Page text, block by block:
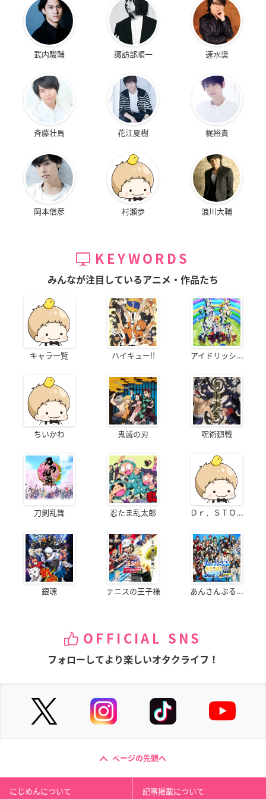
武内駿輔 諏訪部順一 速水奨
斉藤壮馬 花江夏樹 梶裕貴
岡本信彦 村瀬歩 浪川大輔
KEYWORDS
みんなが注目しているアニメ・作品たち
キャラ一覧 ハイキュー!! アイドリッシ...
ちいかわ 鬼滅の刃 呪術廻戦
刀剣乱舞 忍たま乱太郎 Ｄｒ．ＳＴＯ...
銀魂 テニスの王子様 あんさんぶる...
OFFICIAL SNS
フォローしてより楽しいオタクライフ！
ページの先頭へ
にじめんについて 記事掲載について